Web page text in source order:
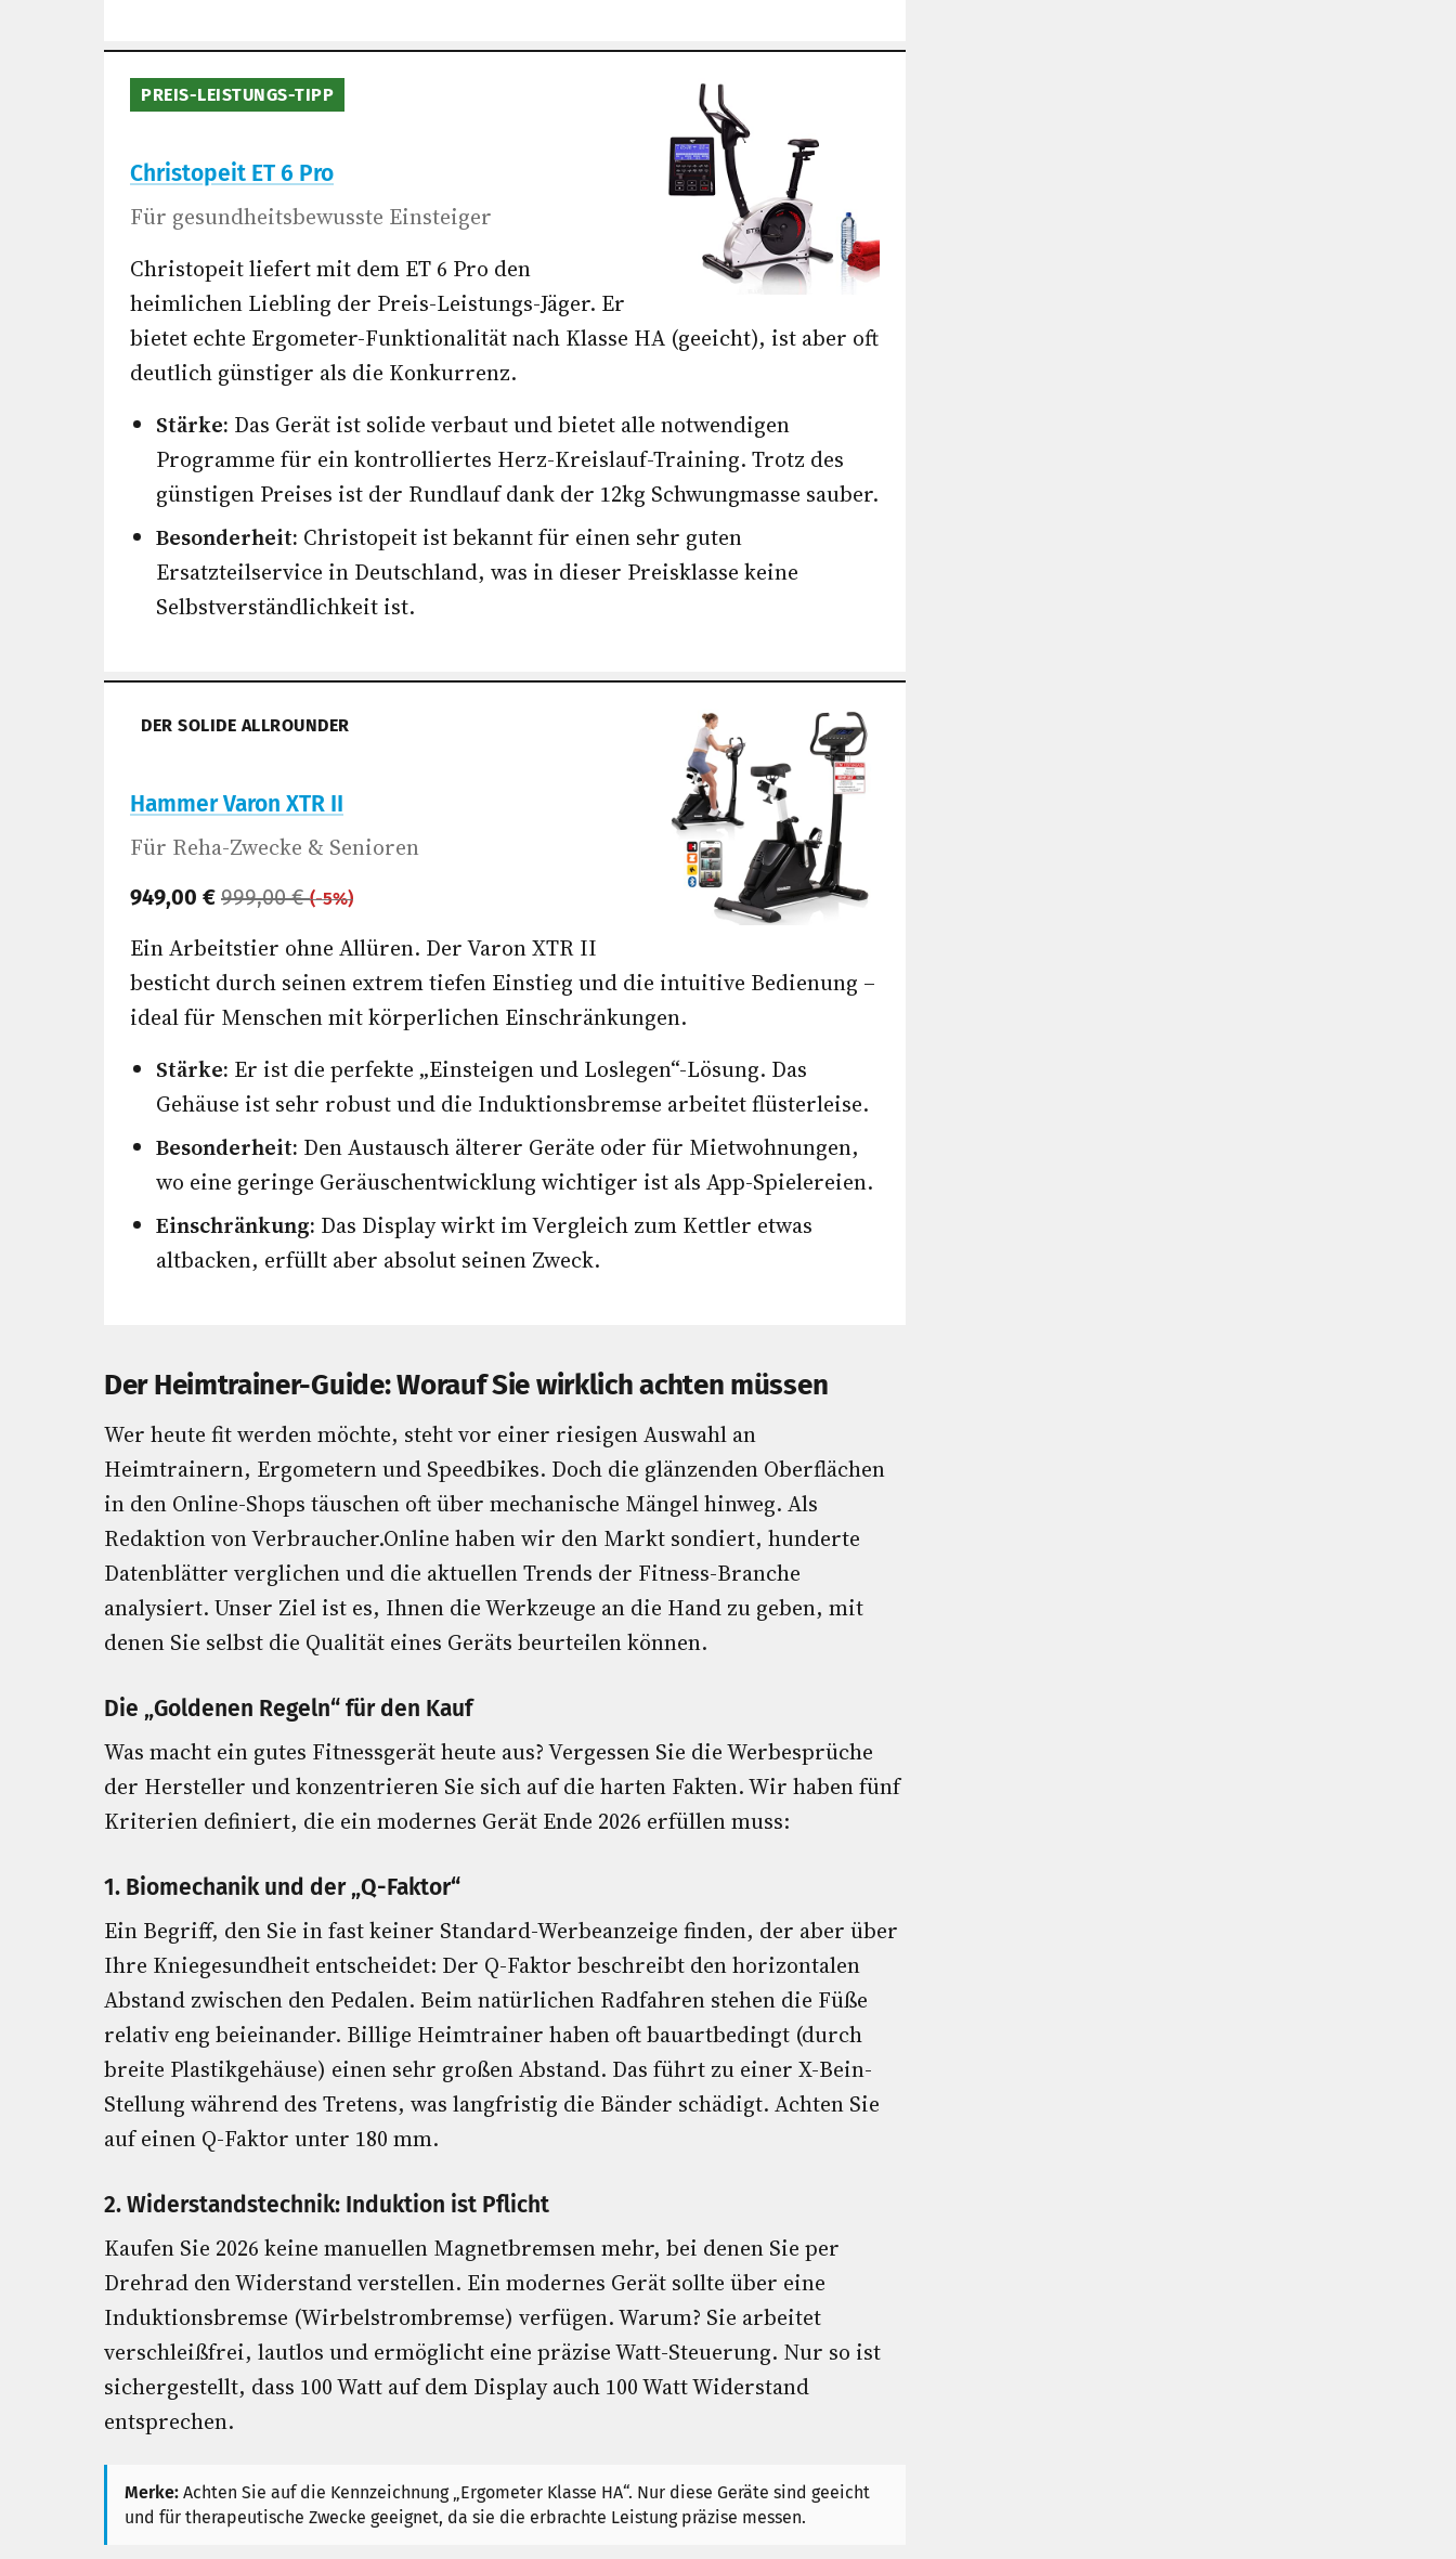
PREIS-LEISTUNGS-TIPP
Christopeit ET 6 Pro
Für gesundheitsbewusste Einsteiger
Christopeit liefert mit dem ET 6 Pro den
heimlichen Liebling der Preis-Leistungs-Jäger. Er
bietet echte Ergometer-Funktionalität nach Klasse HA (geeicht), ist aber oft
deutlich günstiger als die Konkurrenz.
Stärke: Das Gerät ist solide verbaut und bietet alle notwendigen
Programme für ein kontrolliertes Herz-Kreislauf-Training. Trotz des
günstigen Preises ist der Rundlauf dank der 12kg Schwungmasse sauber.
Besonderheit: Christopeit ist bekannt für einen sehr guten
Ersatzteilservice in Deutschland, was in dieser Preisklasse keine
Selbstverständlichkeit ist.
DER SOLIDE ALLROUNDER
Hammer Varon XTR II
Für Reha-Zwecke & Senioren
949,00 € 999,00 €(-5%)
Ein Arbeitstier ohne Allüren. Der Varon XTR II
besticht durch seinen extrem tiefen Einstieg und die intuitive Bedienung –
ideal für Menschen mit körperlichen Einschränkungen.
Stärke: Er ist die perfekte „Einsteigen und Loslegen“-Lösung. Das
Gehäuse ist sehr robust und die Induktionsbremse arbeitet flüsterleise.
Besonderheit: Den Austausch älterer Geräte oder für Mietwohnungen,
wo eine geringe Geräuschentwicklung wichtiger ist als App-Spielereien.
Einschränkung: Das Display wirkt im Vergleich zum Kettler etwas
altbacken, erfüllt aber absolut seinen Zweck.
Der Heimtrainer-Guide: Worauf Sie wirklich achten müssen
Wer heute fit werden möchte, steht vor einer riesigen Auswahl an
Heimtrainern, Ergometern und Speedbikes. Doch die glänzenden Oberflächen
in den Online-Shops täuschen oft über mechanische Mängel hinweg. Als
Redaktion von Verbraucher.Online haben wir den Markt sondiert, hunderte
Datenblätter verglichen und die aktuellen Trends der Fitness-Branche
analysiert. Unser Ziel ist es, Ihnen die Werkzeuge an die Hand zu geben, mit
denen Sie selbst die Qualität eines Geräts beurteilen können.
Die „Goldenen Regeln“ für den Kauf
Was macht ein gutes Fitnessgerät heute aus? Vergessen Sie die Werbesprüche
der Hersteller und konzentrieren Sie sich auf die harten Fakten. Wir haben fünf
Kriterien definiert, die ein modernes Gerät Ende 2026 erfüllen muss:
1. Biomechanik und der „Q-Faktor“
Ein Begriff, den Sie in fast keiner Standard-Werbeanzeige finden, der aber über
Ihre Kniegesundheit entscheidet: Der Q-Faktor beschreibt den horizontalen
Abstand zwischen den Pedalen. Beim natürlichen Radfahren stehen die Füße
relativ eng beieinander. Billige Heimtrainer haben oft bauartbedingt (durch
breite Plastikgehäuse) einen sehr großen Abstand. Das führt zu einer X-Bein-
Stellung während des Tretens, was langfristig die Bänder schädigt. Achten Sie
auf einen Q-Faktor unter 180 mm.
2. Widerstandstechnik: Induktion ist Pflicht
Kaufen Sie 2026 keine manuellen Magnetbremsen mehr, bei denen Sie per
Drehrad den Widerstand verstellen. Ein modernes Gerät sollte über eine
Induktionsbremse (Wirbelstrombremse) verfügen. Warum? Sie arbeitet
verschleißfrei, lautlos und ermöglicht eine präzise Watt-Steuerung. Nur so ist
sichergestellt, dass 100 Watt auf dem Display auch 100 Watt Widerstand
entsprechen.
Merke: Achten Sie auf die Kennzeichnung „Ergometer Klasse HA“. Nur diese Geräte sind geeicht
und für therapeutische Zwecke geeignet, da sie die erbrachte Leistung präzise messen.